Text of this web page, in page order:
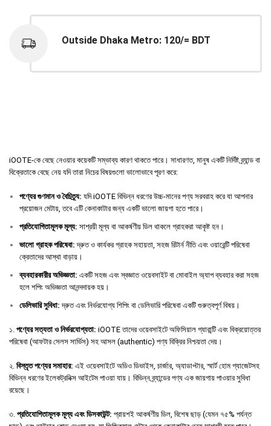
Outside Dhaka Metro: 120/= BDT
iOOTE-কে বেছে নেওয়ার কয়েকটি সম্ভাব্য কারণ থাকতে পারে। সাধারণত, মানুষ একটি নির্দিষ্ট ব্র্যান্ড বা
বিক্রেতাকে বেছে নেয় যদি তারা নিচের বিষয়গুলো ভালোভাবে পূরণ করে:
পণ্যের গুণমান ও বৈচিত্র্য: যদি iOOTE বিভিন্ন ধরণের উচ্চ-মানের পণ্য সরবরাহ করে যা আপনার
প্রয়োজন মেটায়, তবে এটি কেনাকাটার জন্য একটি ভালো জায়গা হতে পারে।
প্রতিযোগিতামূলক মূল্য: সাশ্রয়ী মূল্য বা আকর্ষণীয় ডিল থাকলে গ্রাহকরা আকৃষ্ট হন।
ভালো গ্রাহক পরিষেবা: দ্রুত ও কার্যকর গ্রাহক সহায়তা, সহজ রিটার্ন নীতি এবং ওয়ারেন্টি পরিষেবা
ক্রেতাদের আস্থা বাড়ায়।
ব্যবহারকারীর অভিজ্ঞতা: একটি সহজ এবং স্বজ্ঞাত ওয়েবসাইট বা মোবাইল অ্যাপ ব্যবহার করা সহজ
হলে শপিং অভিজ্ঞতা আনন্দদায়ক হয়।
ডেলিভারি সুবিধা: দ্রুত এবং নির্ভরযোগ্য শিপিং বা ডেলিভারি পরিষেবা একটি গুরুত্বপূর্ণ বিষয়।
১. পণ্যের সত্যতা ও নির্ভরযোগ্যতা: iOOTE তাদের ওয়েবসাইটে অফিসিয়াল গ্যারান্টি এবং বিক্রয়োত্তর
পরিষেবা (আফটার সেলস সার্ভিস) সহ আসল (authentic) পণ্য বিক্রির নিশ্চয়তা দেয়।
২. বিস্তৃত পণ্যের সমাহার: এই ওয়েবসাইটে অডিও ডিভাইস, চার্জার, অ্যাডাপ্টার, স্মার্ট হোম গ্যাজেটসহ
বিভিন্ন ধরণের ইলেকট্রনিক্স আইটেম পাওয়া যায়। বিভিন্ন ব্র্যান্ডের পণ্য এক জায়গায় পাওয়ার সুবিধা
রয়েছে।
৩. প্রতিযোগিতামূলক মূল্য এবং ডিসকাউন্ট: প্রায়শই আকর্ষণীয় ডিল, বিশেষ ছাড় (যেমন ৭৫% পর্যন্ত